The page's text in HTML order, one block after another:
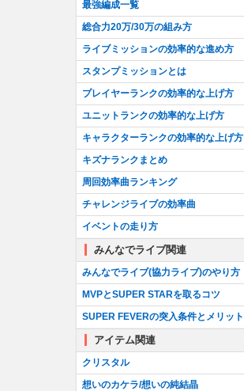
最強編成一覧
総合力20万/30万の組み方
ライブミッションの効率的な進め方
スタンプミッションとは
プレイヤーランクの効率的な上げ方
ユニットランクの効率的な上げ方
キャラクターランクの効率的な上げ方
キズナランクまとめ
周回効率曲ランキング
チャレンジライブの効率曲
イベントの走り方
みんなでライブ関連
みんなでライブ(協力ライブ)のやり方
MVPとSUPER STARを取るコツ
SUPER FEVERの突入条件とメリット
アイテム関連
クリスタル
想いのカケラ/想いの純結晶